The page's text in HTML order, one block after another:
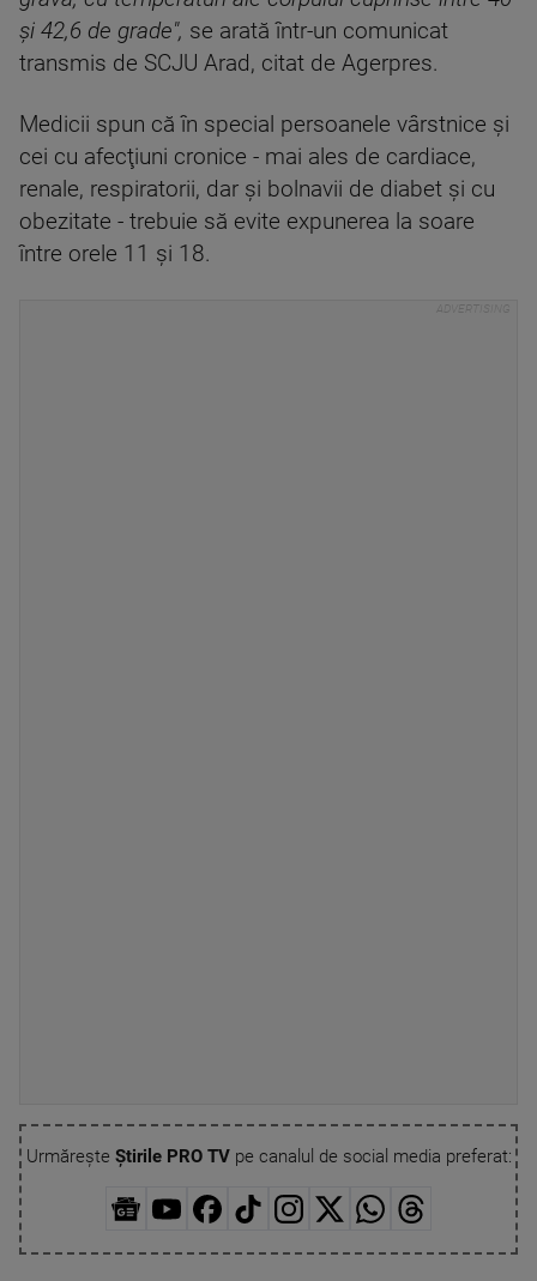
şi 42,6 de grade", se arată într-un comunicat
transmis de SCJU Arad, citat de Agerpres.
Medicii spun că în special persoanele vârstnice şi
cei cu afecţiuni cronice - mai ales de cardiace,
renale, respiratorii, dar şi bolnavii de diabet şi cu
obezitate - trebuie să evite expunerea la soare
între orele 11 şi 18.
Urmărește Știrile PRO TVpe canalul de social media preferat: